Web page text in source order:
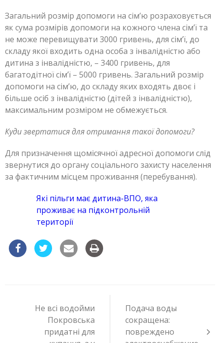
Загальний розмір допомоги на сім’ю розраховується
як сума розмірів допомоги на кожного члена сім’ї та
не може перевищувати 3000 гривень, для сім’ї, до
складу якої входить одна особа з інвалідністю або
дитина з інвалідністю, – 3400 гривень, для
багатодітної сім’ї – 5000 гривень. Загальний розмір
допомоги на сім’ю, до складу яких входять двоє і
більше осіб з інвалідністю (дітей з інвалідністю),
максимальним розміром не обмежується.
Куди звертатися для отримання такої допомоги?
Для призначення щомісячної адресної допомоги слід
звернутися до органу соціального захисту населення
за фактичним місцем проживання (перебування).
Які пільги має дитина-ВПО, яка
проживає на підконтрольній
території
записям
Не всі водойми
Покровська
придатні для
Подача воды
сокращена:
повреждено